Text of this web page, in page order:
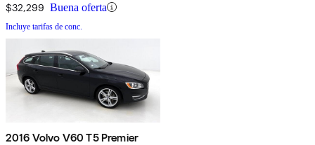
$32,299 Buena oferta
Incluye tarifas de conc.
2016 Volvo V60 T5 Premier